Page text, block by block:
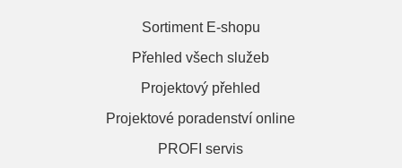
Sortiment E-shopu
Přehled všech služeb
Projektový přehled
Projektové poradenství online
PROFI servis